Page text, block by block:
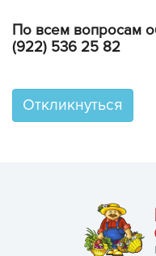
По всем вопросам
(922) 536 25 82
Откликнуться